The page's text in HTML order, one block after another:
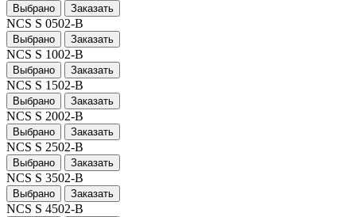
Выбрано Заказать
NCS S 0502-B
Выбрано Заказать
NCS S 1002-B
Выбрано Заказать
NCS S 1502-B
Выбрано Заказать
NCS S 2002-B
Выбрано Заказать
NCS S 2502-B
Выбрано Заказать
NCS S 3502-B
Выбрано Заказать
NCS S 4502-B